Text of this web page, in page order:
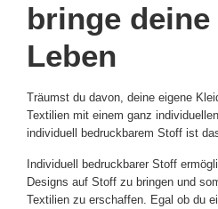
bringe deine
Leben
Träumst du davon, deine eigene
Textilien mit einem ganz
individuell bedruckbarem Stoff ist
Individuell bedruckbarer Stoff
Designs auf Stoff zu bringen und
Textilien zu erschaffen. Egal ob du